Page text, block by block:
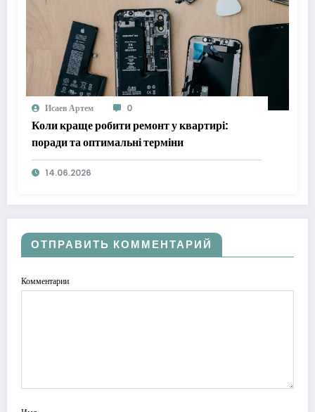
Исаев Артем 0
Коли краще робити ремонт у квартирі:
поради та оптимальні терміни
14.06.2026
ОТПРАВИТЬ КОММЕНТАРИЙ
Комментарии